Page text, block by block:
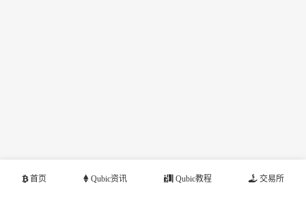
首页 Qubic资讯 Qubic教程 交易所